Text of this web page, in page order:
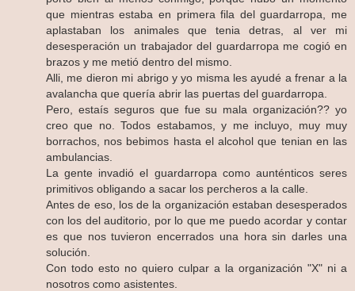
que mientras estaba en primera fila del guardarropa, me
aplastaban los animales que tenia detras, al ver mi
desesperación un trabajador del guardarropa me cogió en
brazos y me metió dentro del mismo.
Alli, me dieron mi abrigo y yo misma les ayudé a frenar a la
avalancha que quería abrir las puertas del guardarropa.
Pero, estaís seguros que fue su mala organización?? yo
creo que no. Todos estabamos, y me incluyo, muy muy
borrachos, nos bebimos hasta el alcohol que tenian en las
ambulancias.
La gente invadió el guardarropa como aunténticos seres
primitivos obligando a sacar los percheros a la calle.
Antes de eso, los de la organización estaban desesperados
con los del auditorio, por lo que me puedo acordar y contar
es que nos tuvieron encerrados una hora sin darles una
solución.
Con todo esto no quiero culpar a la organización "X" ni a
nosotros como asistentes.